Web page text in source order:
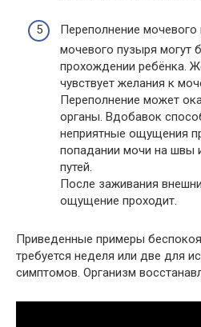
Переполнение
мочевого пузыря могут
прохождении ребёнка.
чувствует желания к
Переполнение может
органы. Вдобавок
неприятные ощущения
попадании мочи на швы
путей.
После заживания
ощущение проходит.
Приведенные примеры
требуется неделя или две для
симптомов. Организм